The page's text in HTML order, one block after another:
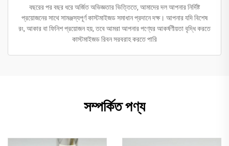
বছরের পর বছর ধরে অর্জিত অভিজ্ঞতার ভিত্তিতে, আমাদের দল আপনার নির্দিষ্ট
প্রয়োজনের সাথে সামঞ্জস্যপূর্ণ কাস্টমাইজড সমাধান প্রদানে দক্ষ। আপনার যদি বিশেষ
রং, আকার বা ফিনিশ প্রয়োজন হয়, তবে আমরা আপনার পণ্যের আকর্ষণীয়তা বৃদ্ধি করতে
কাস্টমাইজড রিবন সরবরাহ করতে পারি
সম্পর্কিত পণ্য